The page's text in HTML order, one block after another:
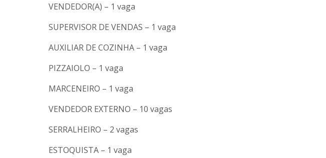
VENDEDOR(A) – 1 vaga
SUPERVISOR DE VENDAS – 1 vaga
AUXILIAR DE COZINHA – 1 vaga
PIZZAIOLO – 1 vaga
MARCENEIRO – 1 vaga
VENDEDOR EXTERNO – 10 vagas
SERRALHEIRO – 2 vagas
ESTOQUISTA – 1 vaga